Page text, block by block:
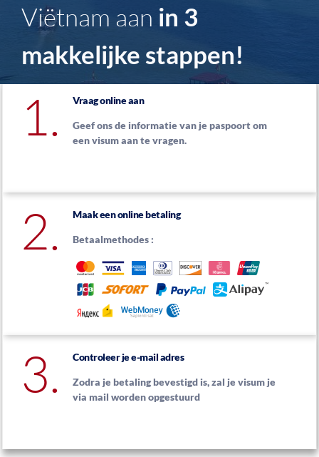
Viëtnam aan in 3
makkelijke stappen!
1. Vraag online aan
Geef ons de informatie van je paspoort om
een visum aan te vragen.
2. Maak een online betaling
Betaalmethodes :
3. Controleer je e-mail adres
Zodra je betaling bevestigd is, zal je visum je
via mail worden opgestuurd